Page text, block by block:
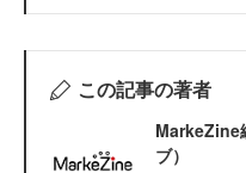
この記事の著者
MarkeZine
ブ）